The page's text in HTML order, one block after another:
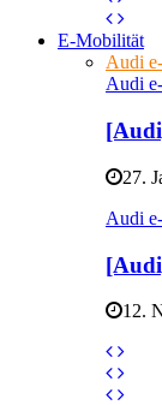
E-Mobilität
Audi
Audi
27.
Audi
12.